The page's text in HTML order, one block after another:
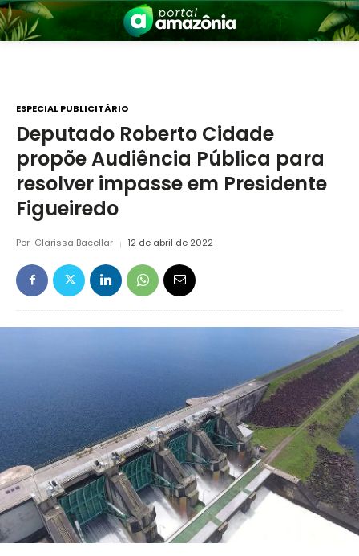
Amazônia
ESPECIAL PUBLICITÁRIO
Deputado Roberto Cidade
propõe Audiência Pública para
resolver impasse em Presidente
Figueiredo
Por Clarissa Bacellar 12 de abril de 2022